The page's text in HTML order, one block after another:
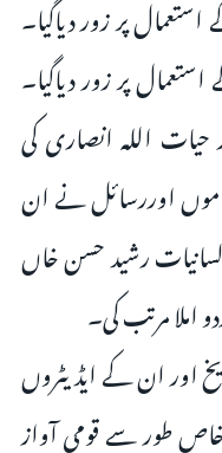
پر زور دیاگیا۔
پر زور دیاگیا۔
اللہ انصاری کی
اوررسائل نے ان
لسانیات رشید حسن خاں
املا مرتب کی۔
اور ان کے ایڈیٹروں
طور سے قومی آواز